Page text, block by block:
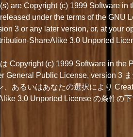
are Copyright (c) 1999 Software in
under the terms of the GNU
3 or any later version, or, at your
ShareAlike 3.0 Unported
Copyright (c) 1999 Software in the
General Public License, version 3
、あるいはあなたの選択により
3.0 Unported License の条件の下